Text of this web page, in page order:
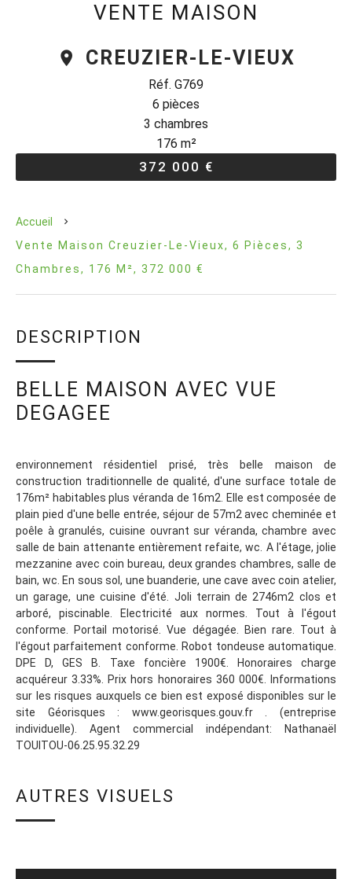
VENTE MAISON
CREUZIER-LE-VIEUX
Réf. G769
6 pièces
3 chambres
176 m²
372 000 €
Accueil
Vente Maison Creuzier-Le-Vieux, 6 Pièces, 3
Chambres, 176 M², 372 000 €
DESCRIPTION
BELLE MAISON AVEC VUE
DEGAGEE
environnement résidentiel prisé, très belle maison de
construction traditionnelle de qualité, d'une surface totale de
176m² habitables plus véranda de 16m2. Elle est composée de
plain pied d'une belle entrée, séjour de 57m2 avec cheminée et
poêle à granulés, cuisine ouvrant sur véranda, chambre avec
salle de bain attenante entièrement refaite, wc. A l'étage, jolie
mezzanine avec coin bureau, deux grandes chambres, salle de
bain, wc. En sous sol, une buanderie, une cave avec coin atelier,
un garage, une cuisine d'été. Joli terrain de 2746m2 clos et
arboré, piscinable. Electricité aux normes. Tout à l'égout
conforme. Portail motorisé. Vue dégagée. Bien rare. Tout à
l'égout parfaitement conforme. Robot tondeuse automatique.
DPE D, GES B. Taxe foncière 1900€. Honoraires charge
acquéreur 3.33%. Prix hors honoraires 360 000€. Informations
sur les risques auxquels ce bien est exposé disponibles sur le
site Géorisques : www.georisques.gouv.fr . (entreprise
individuelle). Agent commercial indépendant: Nathanaël
TOUITOU-06.25.95.32.29
AUTRES VISUELS